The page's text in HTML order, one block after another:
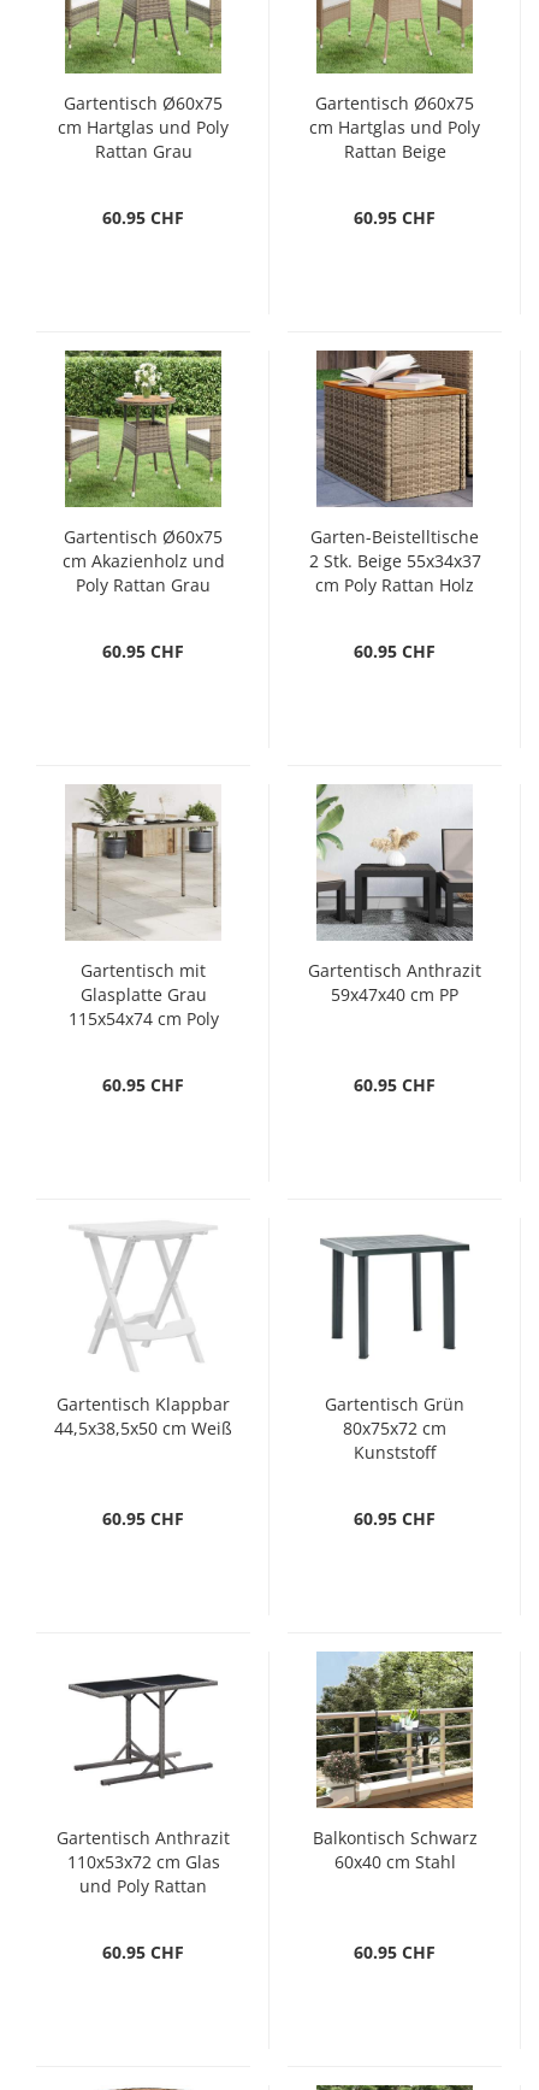
Gartentisch Ø60x75
cm Hartglas und Poly
Rattan Grau
60.95 CHF
Gartentisch Ø60x75
cm Hartglas und Poly
Rattan Beige
60.95 CHF
Gartentisch Ø60x75
cm Akazienholz und
Poly Rattan Grau
60.95 CHF
Garten-Beistelltische
2 Stk. Beige 55x34x37
cm Poly Rattan Holz
60.95 CHF
Gartentisch mit
Glasplatte Grau
115x54x74 cm Poly
60.95 CHF
Gartentisch Anthrazit
59x47x40 cm PP
60.95 CHF
Gartentisch Klappbar
44,5x38,5x50 cm Weiß
60.95 CHF
Gartentisch Grün
80x75x72 cm
Kunststoff
60.95 CHF
Gartentisch Anthrazit
110x53x72 cm Glas
und Poly Rattan
60.95 CHF
Balkontisch Schwarz
60x40 cm Stahl
60.95 CHF